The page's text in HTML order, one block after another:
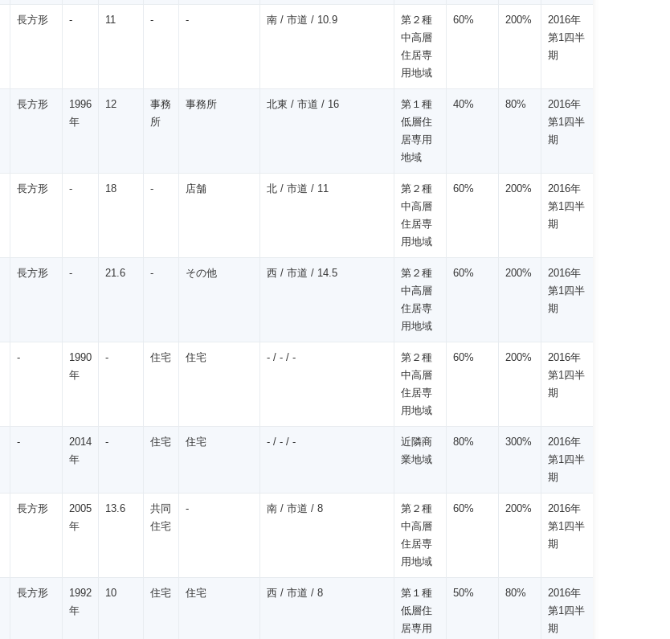
長方形 - 11 - - 南 / 市道 / 10.9
第２種
中高層
住居専
用地域
60% 200%
2016年
第1四半
期
長方形
1996
年
12
事務
所
事務所 北東 / 市道 / 16
第１種
低層住
居専用
地域
40% 80%
2016年
第1四半
期
長方形 - 18 - 店舗 北 / 市道 / 11
第２種
中高層
住居専
用地域
60% 200%
2016年
第1四半
期
長方形 - 21.6 - その他 西 / 市道 / 14.5
第２種
中高層
住居専
用地域
60% 200%
2016年
第1四半
期
-
1990
年
- 住宅 住宅 - / - / -
第２種
中高層
住居専
用地域
60% 200%
2016年
第1四半
期
-
2014
年
- 住宅 住宅 - / - / -
近隣商
業地域
80% 300%
2016年
第1四半
期
長方形
2005
年
13.6
共同
住宅
- 南 / 市道 / 8
第２種
中高層
住居専
用地域
60% 200%
2016年
第1四半
期
長方形
1992
年
10 住宅 住宅 西 / 市道 / 8
第１種
低層住
居専用
50% 80%
2016年
第1四半
期